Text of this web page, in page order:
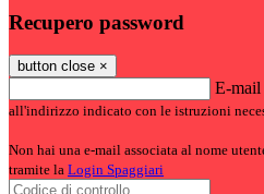
Recupero password
button close ×
E-mail
all'indirizzo indicato con le istruzioni
Non hai una e-mail associata al nome
tramite la Login Spaggiari